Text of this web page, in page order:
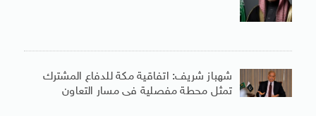
شهباز شريف: اتفاقية مكة للدفاع المشترك
تمثل محطة مفصلية فى مسار التعاون